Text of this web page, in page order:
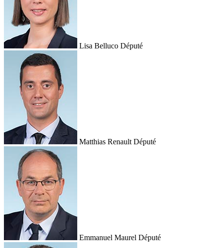
Lisa Belluco Député
Matthias Renault Député
Emmanuel Maurel Député